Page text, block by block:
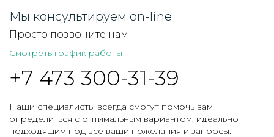
Мы консультируем on-line
Просто позвоните нам
Смотреть график работы
+7 473 300-31-39
Наши специалисты всегда смогут помочь вам
определиться с оптимальным вариантом, идеально
подходящим под все ваши пожелания и запросы.